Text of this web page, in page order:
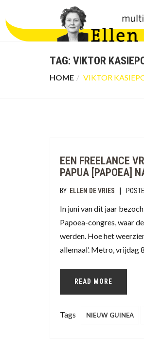
TAG: VIKTOR
HOME VIKTOR
EEN FREELANCE
PAPUA [PAPOEA]
BY ELLEN DE VRIES |
In juni van dit jaar
Papoea-congres, waar
werden. Hoe het
allemaal’. Metro, vrijdag
READ MORE
Tags NIEUW GUINEA